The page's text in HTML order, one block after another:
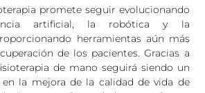
promete seguir evolucionando
artificial, la robótica y la
herramientas aún más
de los pacientes. Gracias a
de mano seguirá siendo un
la mejora de la calidad de vida de